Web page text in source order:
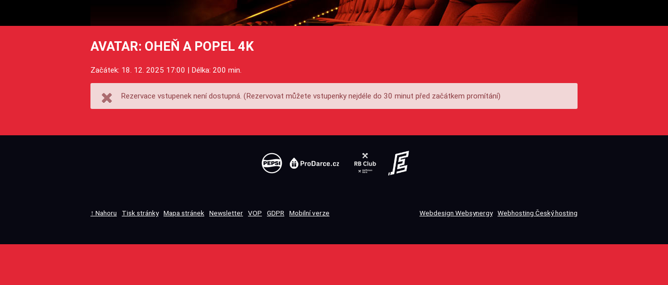
AVATAR: OHEŇ A POPEL 4K
Začátek: 18. 12. 2025 17:00 | Délka: 200 min.
Rezervace vstupenek není dostupná. (Rezervovat můžete vstupenky nejdéle do 30 minut před začátkem promítání)
↑ Nahoru Tisk stránky Mapa stránek Newsletter VOP GDPR Mobilní verze Webdesign Websynergy Webhosting Český hosting